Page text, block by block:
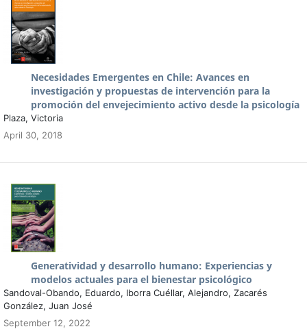
Necesidades Emergentes en Chile: Avances en
investigación y propuestas de intervención para la
promoción del envejecimiento activo desde la psicología
Plaza, Victoria
April 30, 2018
Generatividad y desarrollo humano: Experiencias y
modelos actuales para el bienestar psicológico
Sandoval-Obando, Eduardo, Iborra Cuéllar, Alejandro, Zacarés
González, Juan José
September 12, 2022